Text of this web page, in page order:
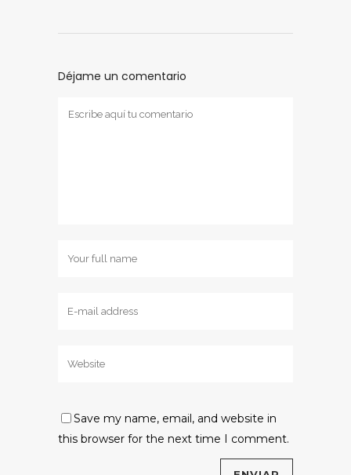
Déjame un comentario
Save my name, email, and website in
this browser for the next time I comment.